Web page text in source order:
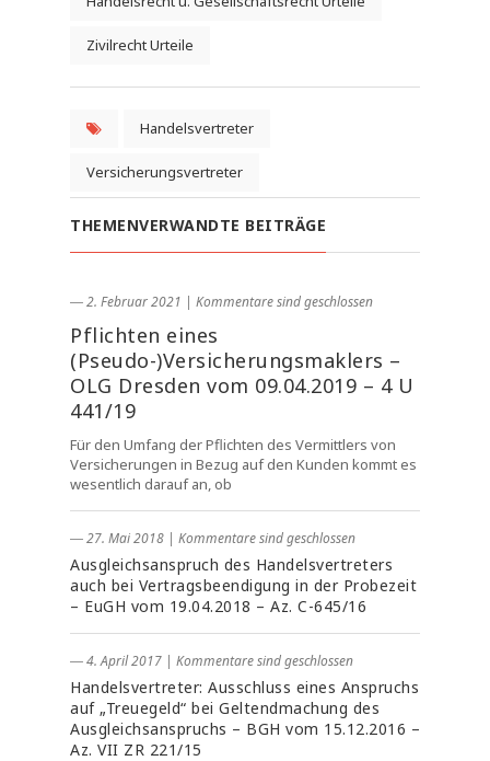
Zivilrecht Urteile
Handelsvertreter
Versicherungsvertreter
THEMENVERWANDTE BEITRÄGE
― 2. Februar 2021 | Kommentare sind geschlossen
Pflichten eines
(Pseudo-)Versicherungsmaklers –
OLG Dresden vom 09.04.2019 – 4 U
441/19
Für den Umfang der Pflichten des Vermittlers von
Versicherungen in Bezug auf den Kunden kommt es
wesentlich darauf an, ob
― 27. Mai 2018 | Kommentare sind geschlossen
Ausgleichsanspruch des Handelsvertreters
auch bei Vertragsbeendigung in der Probezeit
– EuGH vom 19.04.2018 – Az. C-645/16
― 4. April 2017 | Kommentare sind geschlossen
Handelsvertreter: Ausschluss eines Anspruchs
auf „Treuegeld“ bei Geltendmachung des
Ausgleichsanspruchs – BGH vom 15.12.2016 –
Az. VII ZR 221/15